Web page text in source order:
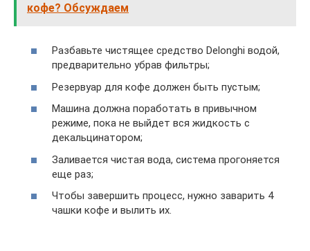
кофе? Обсуждаем
Разбавьте чистящее средство Delonghi водой,
предварительно убрав фильтры;
Резервуар для кофе должен быть пустым;
Машина должна поработать в привычном
режиме, пока не выйдет вся жидкость с
декальцинатором;
Заливается чистая вода, система прогоняется
еще раз;
Чтобы завершить процесс, нужно заварить 4
чашки кофе и вылить их.